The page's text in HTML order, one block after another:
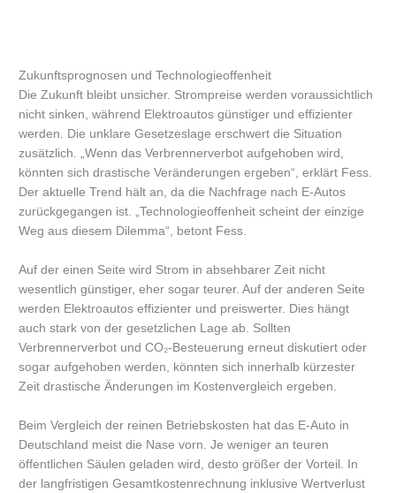
Zukunftsprognosen und Technologieoffenheit
Die Zukunft bleibt unsicher. Strompreise werden voraussichtlich
nicht sinken, während Elektroautos günstiger und effizienter
werden. Die unklare Gesetzeslage erschwert die Situation
zusätzlich. „Wenn das Verbrennerverbot aufgehoben wird,
könnten sich drastische Veränderungen ergeben“, erklärt Fess.
Der aktuelle Trend hält an, da die Nachfrage nach E-Autos
zurückgegangen ist. „Technologieoffenheit scheint der einzige
Weg aus diesem Dilemma“, betont Fess.
Auf der einen Seite wird Strom in absehbarer Zeit nicht
wesentlich günstiger, eher sogar teurer. Auf der anderen Seite
werden Elektroautos effizienter und preiswerter. Dies hängt
auch stark von der gesetzlichen Lage ab. Sollten
Verbrennerverbot und CO₂-Besteuerung erneut diskutiert oder
sogar aufgehoben werden, könnten sich innerhalb kürzester
Zeit drastische Änderungen im Kostenvergleich ergeben.
Beim Vergleich der reinen Betriebskosten hat das E-Auto in
Deutschland meist die Nase vorn. Je weniger an teuren
öffentlichen Säulen geladen wird, desto größer der Vorteil. In
der langfristigen Gesamtkostenrechnung inklusive Wertverlust